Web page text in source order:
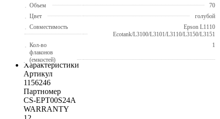
Объем
70
Цвет
голубой
Совместимость
Epson L1110
Ecotank/L3100/L3101/L3110/L3150/L3151
Кол-во
флаконов
(емкостей)
1
Характеристики
Артикул
1156246
Партномер
CS-EPT00S24A
WARRANTY